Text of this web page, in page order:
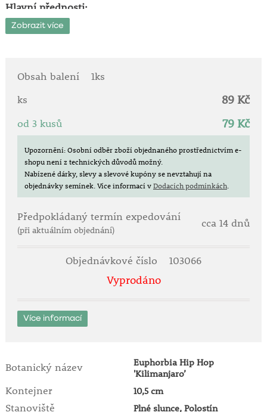
Hlavní přednosti:
• záplava drobných sněhově bílých květů
• ideální doplněk do truhlíků a smíšených výsadeb
• dobře snáší sucho i letní vedra
Euphorbia ‘Hip Hop Kilimanjaro’ je jednoletá okrasná
rostlina s kompaktním až polopřevislým růstem.
Dorůstá délky přibližně30–50 cma vytváří husté,
bohatě větvené trsy s drobnými květy a jemně
panašovanými listy.
• drobné, hvězdicovité, sněhově bílé
• působí jako jemný závoj květů
květen – do prvních mrazů
Stanoviště a půda:
plné slunce – polostín
Pěstování a péče:
• velmi nenáročná na pěstování
• dobře snáší krátkodobé sucho
Zobrazit více
Obsah balení
1ks
ks
89 Kč
od 3 kusů 79 Kč
Upozornění: Osobní odběr zboží objednaného prostřednictvím e-
shopu není z technických důvodů možný.
Nabízené dárky, slevy a slevové kupóny se nevztahují na
objednávky semínek.Více informací vDodacích podmínkách.
Předpokládaný termín expedování
(při aktuálním objednání)
cca 14 dnů
Objednávkové číslo 103066
Vyprodáno
Více informací
Botanický název
Euphorbia Hip Hop
'Kilimanjaro’
Kontejner 10,5 cm
Stanoviště Plné slunce, Polostín